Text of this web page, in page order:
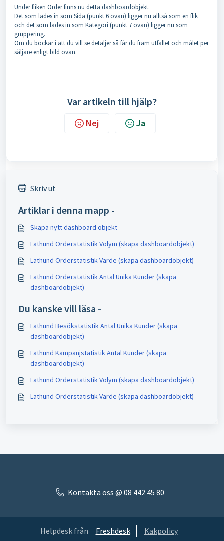
Under fliken Order finns nu detta dashboardobjekt.
Det som lades in som Sida (punkt 6 ovan) ligger nu alltså som en flik
och det som lades in som Kategori (punkt 7 ovan) ligger nu som
gruppering.
Om du bockar i att du vill se detaljer så får du fram utfallet och målet per
säljare enligt bild ovan.
Var artikeln till hjälp?
Nej Ja
Skriv ut
Artiklar i denna mapp -
Skapa nytt dashboard objekt
Lathund Orderstatistik Volym (skapa dashboardobjekt)
Lathund Orderstatistik Värde (skapa dashboardobjekt)
Lathund Orderstatistik Antal Unika Kunder (skapa
dashboardobjekt)
Du kanske vill läsa -
Lathund Besökstatistik Antal Unika Kunder (skapa
dashboardobjekt)
Lathund Kampanjstatistik Antal Kunder (skapa
dashboardobjekt)
Lathund Orderstatistik Volym (skapa dashboardobjekt)
Lathund Orderstatistik Värde (skapa dashboardobjekt)
Kontakta oss @ 08 442 45 80
Helpdesk från Freshdesk Kakpolicy